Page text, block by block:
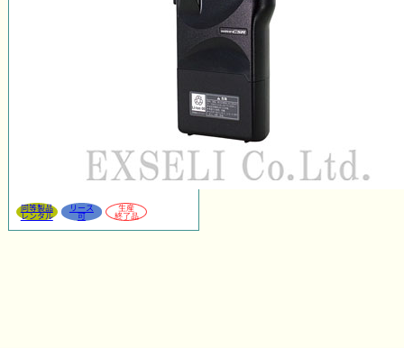
同等製品
レンタル
リース
可
生産
終了品